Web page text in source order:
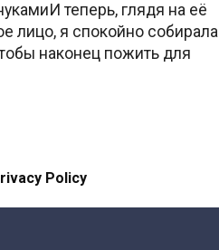
теперь, глядя на её
лицо, я спокойно собирала
наконец пожить для
Policy